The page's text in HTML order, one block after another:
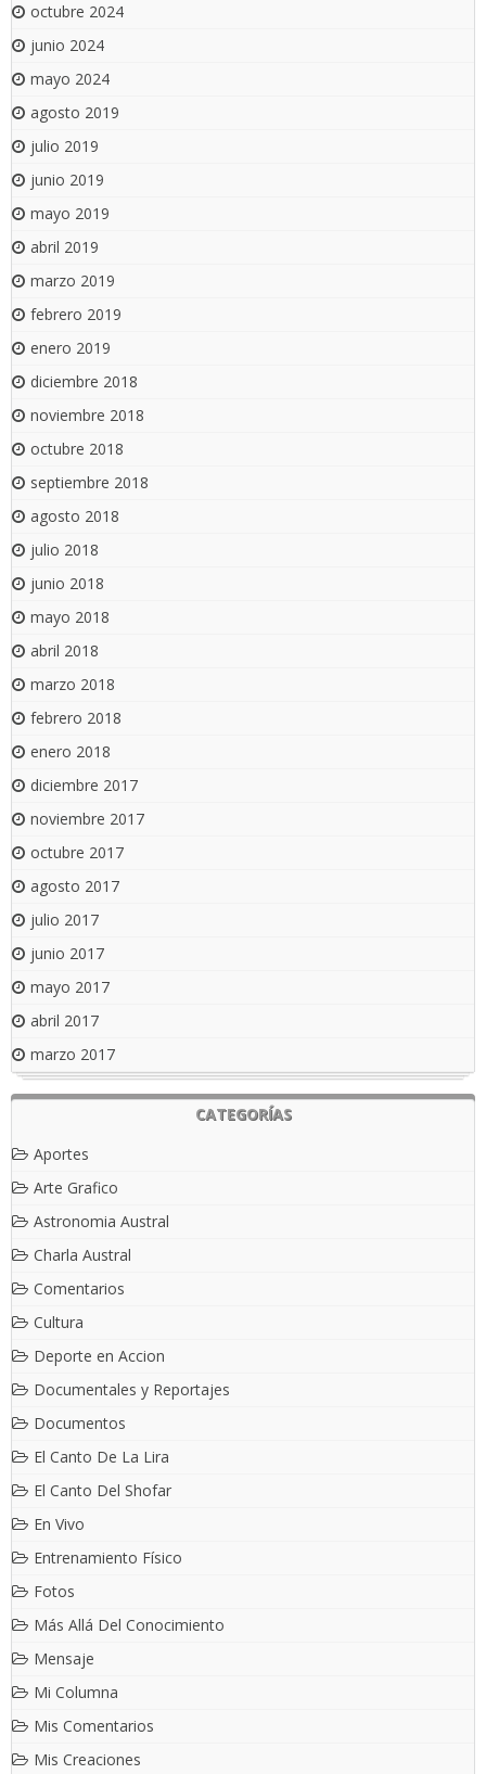
octubre 2024
junio 2024
mayo 2024
agosto 2019
julio 2019
junio 2019
mayo 2019
abril 2019
marzo 2019
febrero 2019
enero 2019
diciembre 2018
noviembre 2018
octubre 2018
septiembre 2018
agosto 2018
julio 2018
junio 2018
mayo 2018
abril 2018
marzo 2018
febrero 2018
enero 2018
diciembre 2017
noviembre 2017
octubre 2017
agosto 2017
julio 2017
junio 2017
mayo 2017
abril 2017
marzo 2017
CATEGORÍAS
Aportes
Arte Grafico
Astronomia Austral
Charla Austral
Comentarios
Cultura
Deporte en Accion
Documentales y Reportajes
Documentos
El Canto De La Lira
El Canto Del Shofar
En Vivo
Entrenamiento Físico
Fotos
Más Allá Del Conocimiento
Mensaje
Mi Columna
Mis Comentarios
Mis Creaciones